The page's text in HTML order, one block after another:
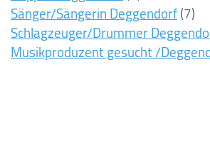
Sänger/Sängerin Deggendorf(7)
Schlagzeuger/Drummer
Musikproduzent gesucht /